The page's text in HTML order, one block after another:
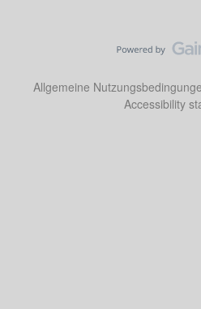
Allgemeine
Accessibility